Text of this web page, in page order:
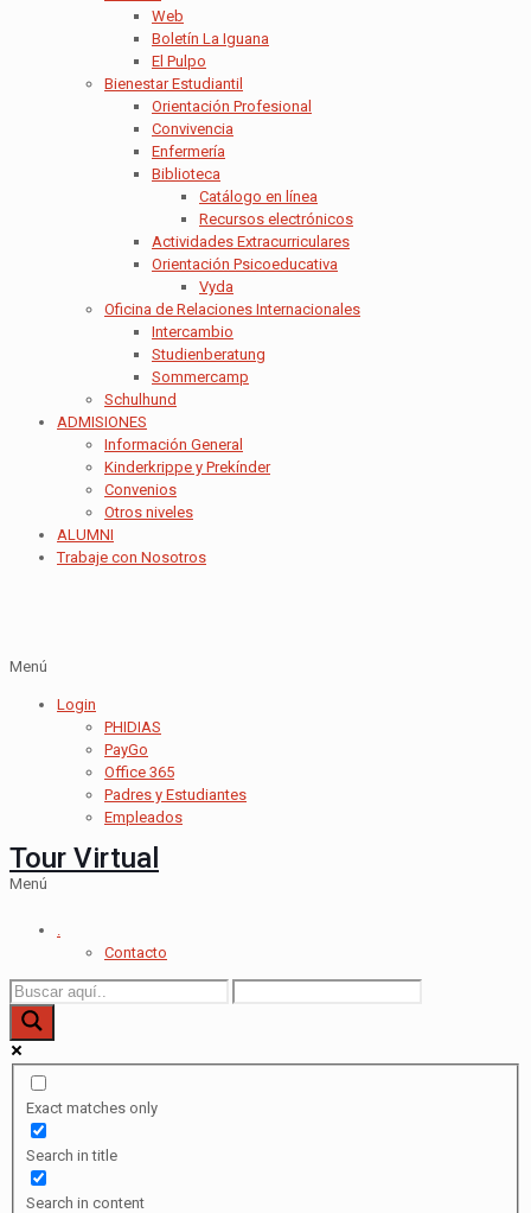
Web
Boletín La Iguana
El Pulpo
Bienestar Estudiantil
Orientación Profesional
Convivencia
Enfermería
Biblioteca
Catálogo en línea
Recursos electrónicos
Actividades Extracurriculares
Orientación Psicoeducativa
Vyda
Oficina de Relaciones Internacionales
Intercambio
Studienberatung
Sommercamp
Schulhund
ADMISIONES
Información General
Kinderkrippe y Prekínder
Convenios
Otros niveles
ALUMNI
Trabaje con Nosotros
Menú
Login
PHIDIAS
PayGo
Office 365
Padres y Estudiantes
Empleados
Tour Virtual
Menú
.
Contacto
Exact matches only
Search in title
Search in content